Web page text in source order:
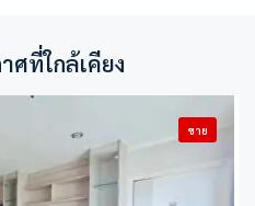
ศที่ใกล้เคียง
ขาย